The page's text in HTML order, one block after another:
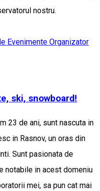
nostru.
Evenimente Organizator
ski, snowboard!
23 de ani, sunt nascuta in
in Rasnov, un oras din
Sunt pasionata de
notabile in acest domeniu
mei, sa pun cat mai